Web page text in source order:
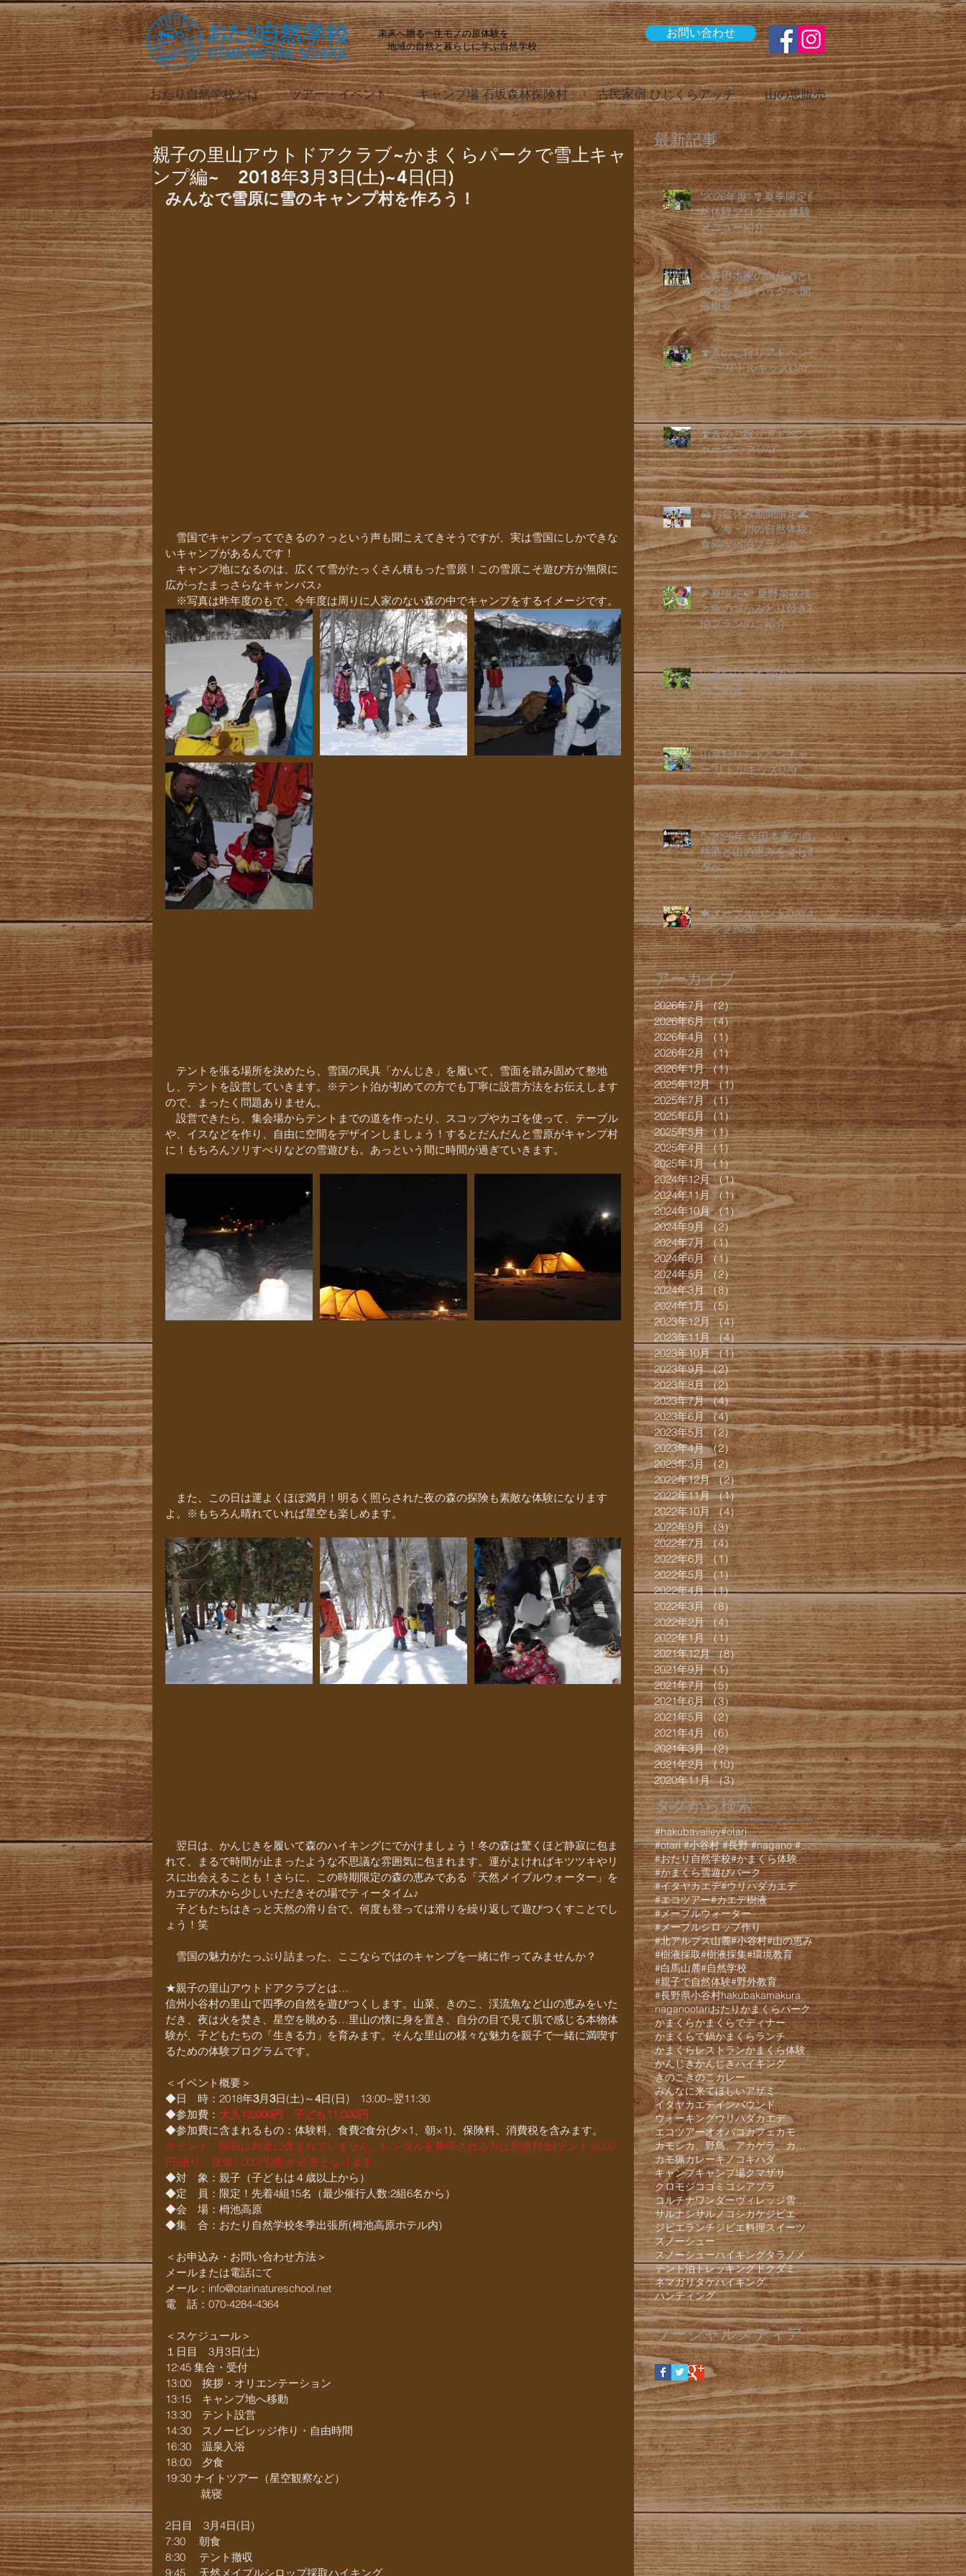
未来へ贈る一生モノの原体験を
地域の自然と暮らしに学ぶ自然学校
お問い合わせ
おたり自然学校とは ツアー・イベント キャンプ場 石坂森林探険村 古民家宿 ひじくらアッチ 山の恵販売
親子の里山アウトドアクラブ~かまくらパークで雪上キャ
ンプ編~ 2018年3月3日(土)~4日(日)
みんなで雪原に雪のキャンプ村を作ろう！
雪国でキャンプってできるの？っという声も聞こえてきそうですが、実は雪国にしかできな
いキャンプがあるんです！
キャンプ地になるのは、広くて雪がたっくさん積もった雪原！この雪原こそ遊び方が無限に
広がったまっさらなキャンバス♪
※写真は昨年度のもで、今年度は周りに人家のない森の中でキャンプをするイメージです。
テントを張る場所を決めたら、雪国の民具「かんじき」を履いて、雪面を踏み固めて整地
し、テントを設営していきます。※テント泊が初めての方でも丁寧に設営方法をお伝えします
ので、まったく問題ありません。
設営できたら、集会場からテントまでの道を作ったり、スコップやカゴを使って、テーブル
や、イスなどを作り、自由に空間をデザインしましょう！するとだんだんと雪原がキャンプ村
に！もちろんソリすべりなどの雪遊びも。あっという間に時間が過ぎていきます。
また、この日は運よくほぼ満月！明るく照らされた夜の森の探険も素敵な体験になります
よ。※もちろん晴れていれば星空も楽しめます。
翌日は、かんじきを履いて森のハイキングにでかけましょう！冬の森は驚くほど静寂に包ま
れて、まるで時間が止まったような不思議な雰囲気に包まれます。運がよければキツツキやリ
スに出会えることも！さらに、この時期限定の森の恵みである「天然メイプルウォーター」を
カエデの木から少しいただきその場でティータイム♪
子どもたちはきっと天然の滑り台で、何度も登っては滑りを繰り返して遊びつくすことでし
ょう！笑
雪国の魅力がたっぷり詰まった、ここならではのキャンプを一緒に作ってみませんか？
★親子の里山アウトドアクラブとは…
信州小谷村の里山で四季の自然を遊びつくします。山菜、きのこ、渓流魚など山の恵みをいた
だき、夜は火を焚き、星空を眺める…里山の懐に身を置き、自分の目で見て肌で感じる本物体
験が、子どもたちの「生きる力」を育みます。そんな里山の様々な魅力を親子で一緒に満喫す
るための体験プログラムです。
＜イベント概要＞
◆日　時：2018年3月3日(土)～4日(日)　13:00~翌11:30
◆参加費： 大人13,000円　子ども11,000円
◆参加費に含まれるもの：体験料、食費2食分(夕×1、朝×1)、保険料、消費税を含みます。
※テント、寝袋は料金に含まれていません。レンタルを希望される方は別途料金(テント3,000
円/張り、寝袋1,000円/個)が必要となります。
◆対　象：親子（子どもは４歳以上から）
◆定　員：限定！先着4組15名（最少催行人数:2組6名から）
◆会　場：栂池高原
◆集　合：おたり自然学校冬季出張所(栂池高原ホテル内)
＜お申込み・お問い合わせ方法＞
メールまたは電話にて
メール：info@otarinatureschool.net
電　話：070-4284-4364
＜スケジュール＞
１日目　3月3日(土)
12:45 集合・受付
13:00　挨拶・オリエンテーション
13:15　キャンプ地へ移動
13:30　テント設営
14:30　スノービレッジ作り・自由時間
16:30　温泉入浴
18:00　夕食
19:30 ナイトツアー（星空観察など）
就寝
2日目　3月4日(日)
7:30　 朝食
8:30　 テント撤収
9:45　 天然メイプルシロップ採取ハイキング
最新記事
"2026年度" 🎐夏季限定自
然体験プログラム 体験
メニュー紹介
🍶寺田本家の自然酒と山
の恵みを味わう夕べ 開
催概要
🍄きのこ狩りアドベンチ
ャー"リトルキッズDAY"
🍄きのこ狩りアドベンチ
ャー"キッズDAY"
⛰️お盆休み期間限定🌊
山・海・川の自然体験と
食満喫宿泊プランのご紹
介
🌽夏限定🍉 夏野菜収穫
と魚のつかみどり付き宿
泊プランのご紹介
山菜狩り付き宿泊プラン
のご紹介
山菜狩りアドベンチャ
ー"リトルキッズDAY"
🍶2026年 寺田本家の自
然酒と山の恵みを楽しむ
夕べ
🍁メープルハントDAYキ
ャンプ2026
アーカイブ
2026年7月 （2）2件の記事
2026年6月 （4）4件の記事
2026年4月 （1）1件の記事
2026年2月 （1）1件の記事
2026年1月 （1）1件の記事
2025年12月 （1）1件の記事
2025年7月 （1）1件の記事
2025年6月 （1）1件の記事
2025年5月 （1）1件の記事
2025年4月 （1）1件の記事
2025年1月 （1）1件の記事
2024年12月 （1）1件の記事
2024年11月 （1）1件の記事
2024年10月 （1）1件の記事
2024年9月 （2）2件の記事
2024年7月 （1）1件の記事
2024年6月 （1）1件の記事
2024年5月 （2）2件の記事
2024年3月 （8）8件の記事
2024年1月 （5） 5件の記事
2023年12月 （4）4件の記事
2023年11月 （4）4件の記事
2023年10月 （1）1件の記事
2023年9月 （2）2件の記事
2023年8月 （2）2件の記事
2023年7月 （4）4件の記事
2023年6月 （4）4件の記事
2023年5月 （2）2件の記事
2023年4月 （2）2件の記事
2023年3月 （2）2件の記事
2022年12月 （2）2件の記事
2022年11月 （1）1件の記事
2022年10月 （4）4件の記事
2022年9月 （3）3件の記事
2022年7月 （4）4件の記事
2022年6月 （1）1件の記事
2022年5月 （1）1件の記事
2022年4月 （1）1件の記事
2022年3月 （8）8件の記事
2022年2月 （4）4件の記事
2022年1月 （1）1件の記事
2021年12月 （8）8件の記事
2021年9月 （1）1件の記事
2021年7月 （5）5件の記事
2021年6月 （3）3件の記事
2021年5月 （2）2件の記事
2021年4月 （6）6件の記事
2021年3月 （2）2件の記事
2021年2月 （10）10件の記事
2020年11月 （3）3件の記事
タグから検索
#hakubavalley#otari
#otari #小谷村 #長野 #nagano #白馬 #hakuba #栂池 #栂池高原 #栂池高
#おたり自然学校#かまくら体験
#かまくら雪遊びパーク
#イタヤカエデ#ウリハダカエデ
#エコツアー#カエデ樹液
#メープルウォーター
#メープルシロップ作り
#北アルプス山麓#小谷村#山の恵み
#樹液採取#樹液採集#環境教育
#白馬山麓#自然学校
#親子で自然体験#野外教育
#長野県小谷村hakubakamakura
naganootariおたりかまくらパーク
かまくらかまくらでディナー
かまくらで鍋かまくらランチ
かまくらレストランかまくら体験
かんじきかんじきハイキング
きのこきのこカレー
みんなに来てほしいアザミ
イタヤカエデインバウンド
ウォーキングウリハダカエデ
エコツアーオオバコカフェカモ
カモシカ、野鳥、アカゲラ、カケス、クモロジ、野生動物、かんじき、
カモ猟カレーキノコキハダ
キャンプキャンプ場クマザサ
クロモジコゴミ コシアブラ
コルチナワンダーヴィレッジ雪遊びパーク
サルナシサルノコシカケジビエ
ジビエランチジビエ料理スイーツ
スノーシュー
スノーシューハイキングタラノメ
テント泊トレッキングドクダミ
ネマガリタケハイキング
ハンティング
ソーシャルメディア